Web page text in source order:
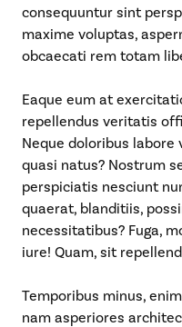
consequuntur sint
maxime voluptas,
obcaecati rem totam
Eaque eum at
repellendus veritatis
Neque doloribus labore
quasi natus? Nostrum
perspiciatis nesciunt
quaerat, blanditiis,
necessitatibus? Fuga,
iure! Quam, sit
Temporibus minus,
nam asperiores